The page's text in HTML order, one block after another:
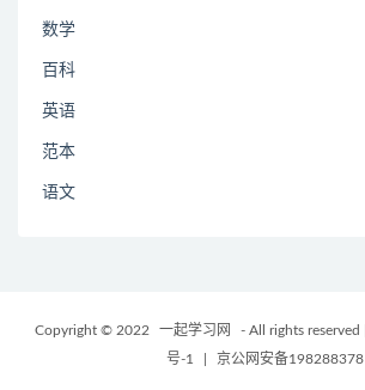
数学
百科
英语
范本
语文
Copyright © 2022 一起学习网 - All rights reserved
号-1
京公网安备198288378